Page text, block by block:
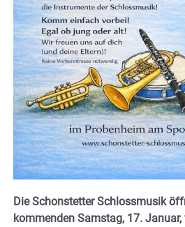
Die Schonstetter Schlossmusik
kommenden Samstag, 17.